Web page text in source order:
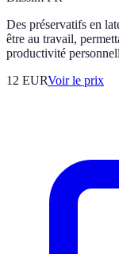
Des préservatifs en
être au travail,
productivité
12 EURVoir le prix